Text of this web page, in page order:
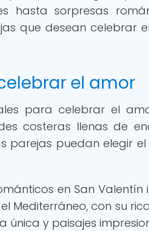
hasta sorpresas
que desean celebrar
el amor
para celebrar el
costeras llenas de
parejas puedan elegir
en San Valentín
Mediterráneo, con su
única y paisajes